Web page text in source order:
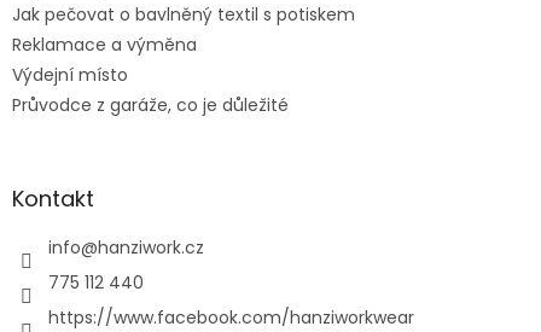
Jak pečovat o bavlněný textil s potiskem
Reklamace a výměna
Výdejní místo
Průvodce z garáže, co je důležité
Kontakt
info@hanziwork.cz
775 112 440
https://www.facebook.com/hanziworkwear